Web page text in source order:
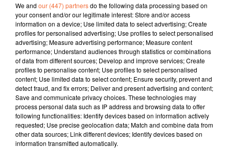
TITRES DIFFUSÉS
0h23
0h23 0h20
0h20 0h17
0h17
We and our (447) partnersdo the following data processing based on
your consent and/or our legitimate interest: Store and/or access
information on a device; Use limited data to select advertising; Create
profiles for personalised advertising; Use profiles to select personalised
advertising; Measure advertising performance; Measure content
performance; Understand audiences through statistics or combinations
of data from different sources; Develop and improve services; Create
profiles to personalise content; Use profiles to select personalised
content; Use limited data to select content; Ensure security, prevent and
detect fraud, and fix errors; Deliver and present advertising and content;
Save and communicate privacy choices. These technologies may
process personal data such as IP address and browsing data to offer
following functionalities: Identify devices based on information actively
requested; Use precise geolocation data; Match and combine data from
other data sources; Link different devices; Identify devices based on
information transmitted automatically.